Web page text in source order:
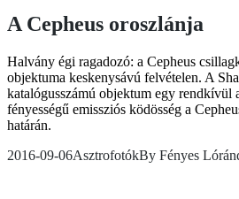
A Cepheus oroszlánja
Halvány égi ragadozó: a Cepheus
objektuma keskenysávú felvételen. A
katalógusszámú objektum egy rendkívül
fényességű emissziós ködösség a
határán.
2016-09-06AsztrofotókBy Fényes